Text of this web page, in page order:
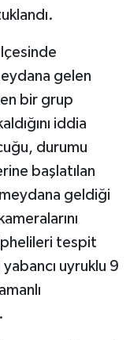
gelen
bir grup
iddia
durumu
başlatılan
geldiği
tespit
uyruklu 9